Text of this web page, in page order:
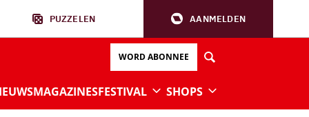
PUZZELEN AANMELDEN
WORD ABONNEE
MAGAZINESFESTIVAL SHOPS